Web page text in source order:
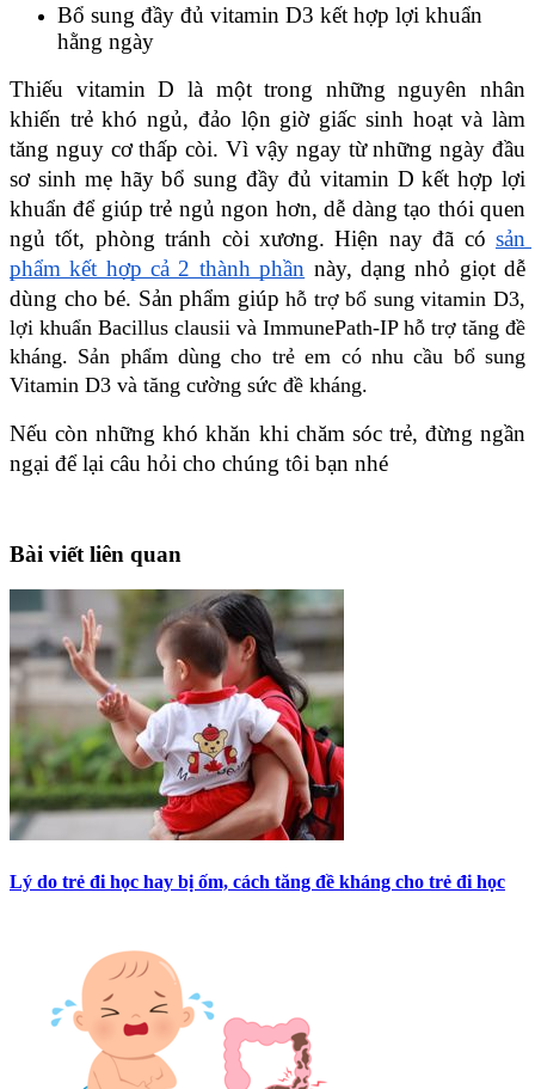
Bổ sung đầy đủ vitamin D3 kết hợp lợi khuẩn
hằng ngày
Thiếu vitamin D là một trong những nguyên nhân
khiến trẻ khó ngủ, đảo lộn giờ giấc sinh hoạt và làm
tăng nguy cơ thấp còi. Vì vậy ngay từ những ngày đầu
sơ sinh mẹ hãy bổ sung đầy đủ vitamin D kết hợp lợi
khuẩn để giúp trẻ ngủ ngon hơn, dễ dàng tạo thói quen
ngủ tốt, phòng tránh còi xương. Hiện nay đã có sản
phẩm kết hợp cả 2 thành phần này, dạng nhỏ giọt dễ
dùng cho bé. Sản phẩm giúp hỗ trợ bổ sung vitamin D3,
lợi khuẩn Bacillus clausii và ImmunePath-IP hỗ trợ tăng đề
kháng. Sản phẩm dùng cho trẻ em có nhu cầu bổ sung
Vitamin D3 và tăng cường sức đề kháng.
Nếu còn những khó khăn khi chăm sóc trẻ, đừng ngần
ngại để lại câu hỏi cho chúng tôi bạn nhé
Bài viết liên quan
Lý do trẻ đi học hay bị ốm, cách tăng đề kháng cho trẻ đi học